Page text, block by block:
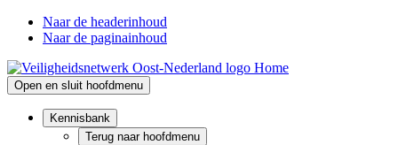
Naar de headerinhoud
Naar de paginainhoud
Home
Open en sluit hoofdmenu
Kennisbank
Terug naar hoofdmenu